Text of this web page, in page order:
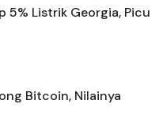
5% Listrik Georgia, Picu
Bitcoin, Nilainya